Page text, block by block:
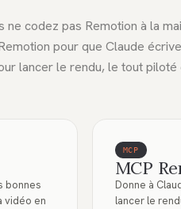
codez pas Remotion à la
pour que Claude
lancer le rendu, le tout piloté
bonnes
vidéo en
MCP
MCP
Donne à
lancer le